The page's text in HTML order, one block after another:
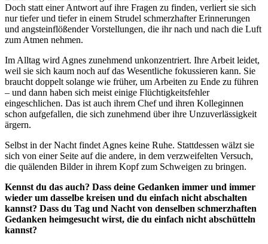
Doch statt einer Antwort auf ihre Fragen zu finden, verliert sie sich
nur tiefer und tiefer in einem Strudel schmerzhafter Erinnerungen
und angsteinflößender Vorstellungen, die ihr nach und nach die Luft
zum Atmen nehmen.
Im Alltag wird Agnes zunehmend unkonzentriert. Ihre Arbeit leidet,
weil sie sich kaum noch auf das Wesentliche fokussieren kann. Sie
braucht doppelt solange wie früher, um Arbeiten zu Ende zu führen
– und dann haben sich meist einige Flüchtigkeitsfehler
eingeschlichen. Das ist auch ihrem Chef und ihren Kolleginnen
schon aufgefallen, die sich zunehmend über ihre Unzuverlässigkeit
ärgern.
Selbst in der Nacht findet Agnes keine Ruhe. Stattdessen wälzt sie
sich von einer Seite auf die andere, in dem verzweifelten Versuch,
die quälenden Bilder in ihrem Kopf zum Schweigen zu bringen.
Kennst du das auch? Dass deine Gedanken immer und immer
wieder um dasselbe kreisen und du einfach nicht abschalten
kannst? Dass du Tag und Nacht von denselben schmerzhaften
Gedanken heimgesucht wirst, die du einfach nicht abschütteln
kannst?